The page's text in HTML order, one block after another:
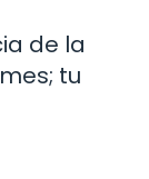
de la
tu